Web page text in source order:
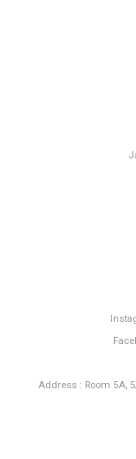
Address : Room 5A,